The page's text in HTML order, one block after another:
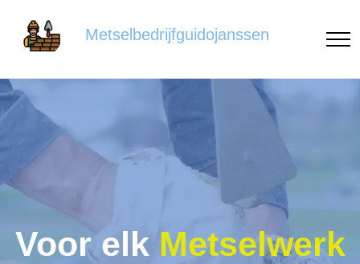
Metselbedrijfguidojanssen
Voor elk Metselwerk